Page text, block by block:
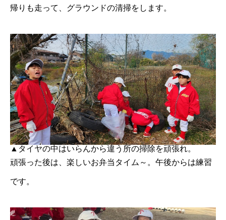
帰りも走って、グラウンドの清掃をします。
▲タイヤの中はいらんから違う所の掃除を頑張れ。
頑張った後は、楽しいお弁当タイム～。午後からは練習
です。